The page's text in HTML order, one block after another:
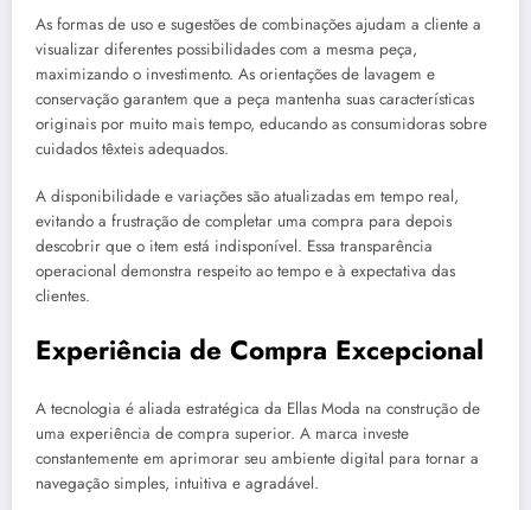
As formas de uso e sugestões de combinações ajudam a cliente a
visualizar diferentes possibilidades com a mesma peça,
maximizando o investimento. As orientações de lavagem e
conservação garantem que a peça mantenha suas características
originais por muito mais tempo, educando as consumidoras sobre
cuidados têxteis adequados.
A disponibilidade e variações são atualizadas em tempo real,
evitando a frustração de completar uma compra para depois
descobrir que o item está indisponível. Essa transparência
operacional demonstra respeito ao tempo e à expectativa das
clientes.
Experiência de Compra Excepcional
A tecnologia é aliada estratégica da Ellas Moda na construção de
uma experiência de compra superior. A marca investe
constantemente em aprimorar seu ambiente digital para tornar a
navegação simples, intuitiva e agradável.